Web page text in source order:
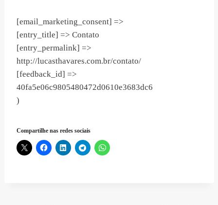
[email_marketing_consent] =>
[entry_title] => Contato
[entry_permalink] =>
http://lucasthavares.com.br/contato/
[feedback_id] =>
40fa5e06c9805480472d0610e3683dc6
)
Compartilhe nas redes sociais